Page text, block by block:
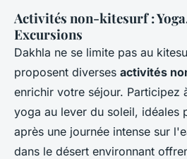
Activités non-kitesurf :
Excursions
Dakhla ne se limite pas au
proposent diverses activités
enrichir votre séjour. Participez
yoga au lever du soleil, idéales
après une journée intense sur
dans le désert environnant